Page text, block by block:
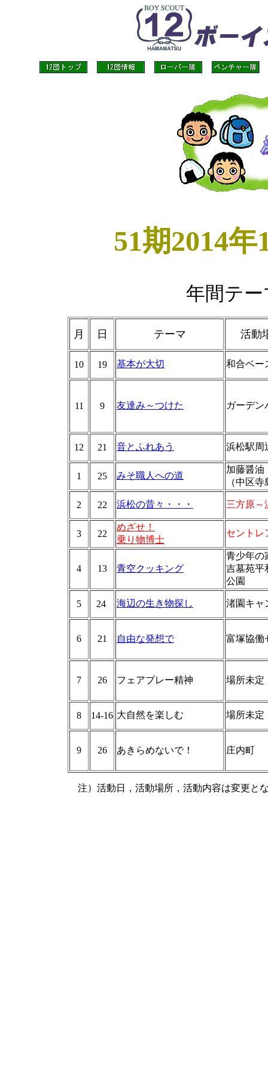
51期2014
年間テ
月 日 テーマ 活動
10 19 基本が大切 和合ベー
11 9 友達み～つけた ガーデン
12 21 音とふれあう 浜松駅周
1 25 みそ職人への道
加藤醤油
（中区
2 22 浜松の昔々・・・ 三方原～
3 22
めざせ！
乗り物博士
セントレ
4 13 青空クッキング
青少年の
吉墓苑平
公園
5 24 海辺の生き物探し 渚園キャ
6 21 自由な発想で 富塚協働
7 26 フェアプレー精神 場所未定
8 14-16 大自然を楽しむ 場所未定
9 26 あきらめないで！ 庄内町
注）活動日，活動場所，活動内容は変更と